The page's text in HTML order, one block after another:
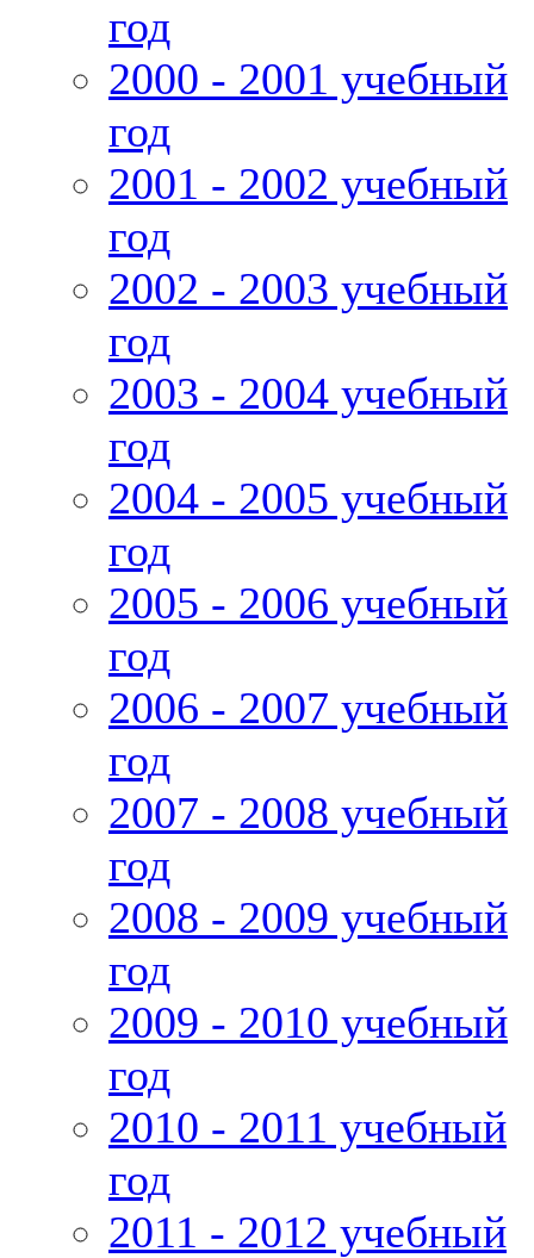
год
2000 - 2001 учебный
год
2001 - 2002 учебный
год
2002 - 2003 учебный
год
2003 - 2004 учебный
год
2004 - 2005 учебный
год
2005 - 2006 учебный
год
2006 - 2007 учебный
год
2007 - 2008 учебный
год
2008 - 2009 учебный
год
2009 - 2010 учебный
год
2010 - 2011 учебный
год
2011 - 2012 учебный